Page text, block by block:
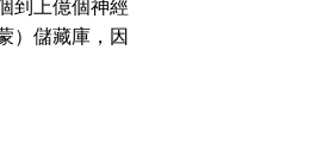
到上億個神經
）儲藏庫，因